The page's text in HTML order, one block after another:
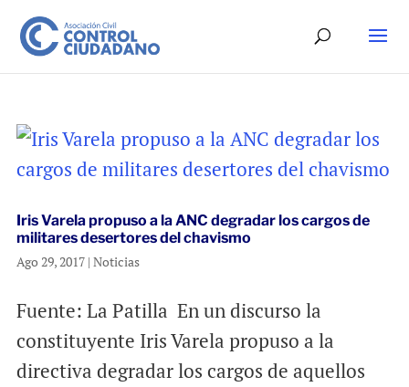
Iris Varela propuso a la ANC degradar los cargos de
militares desertores del chavismo
Ago 29, 2017| Noticias
Fuente: La Patilla En un discurso la
constituyente Iris Varela propuso a la
directiva degradar los cargos de aquellos